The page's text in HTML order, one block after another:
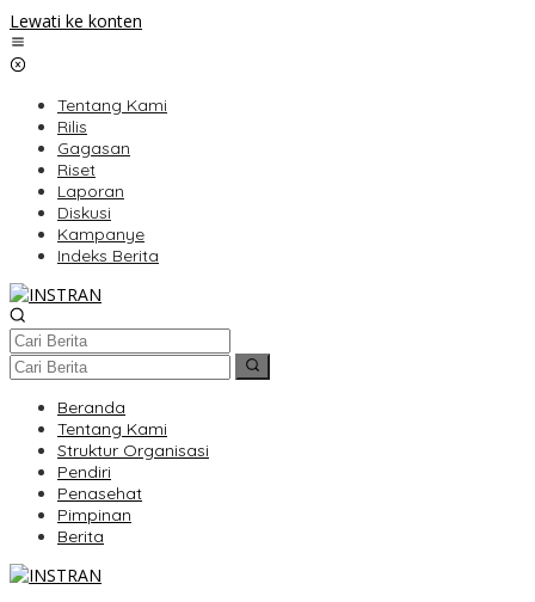
Lewati ke konten
Tentang Kami
Rilis
Gagasan
Riset
Laporan
Diskusi
Kampanye
Indeks Berita
Beranda
Tentang Kami
Struktur Organisasi
Pendiri
Penasehat
Pimpinan
Berita